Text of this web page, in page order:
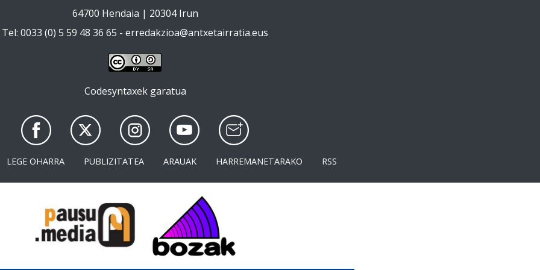
64700 Hendaia | 20304 Irun
Tel: 0033 (0) 5 59 48 36 65 - erredakzioa@antxetairratia.eus
Codesyntaxek garatua
LEGE OHARRA PUBLIZITATEA ARAUAK HARREMANETARAKO RSS